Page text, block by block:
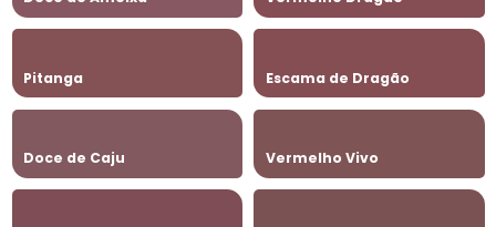
Pitanga Escama de Dragão
Doce de Caju Vermelho Vivo